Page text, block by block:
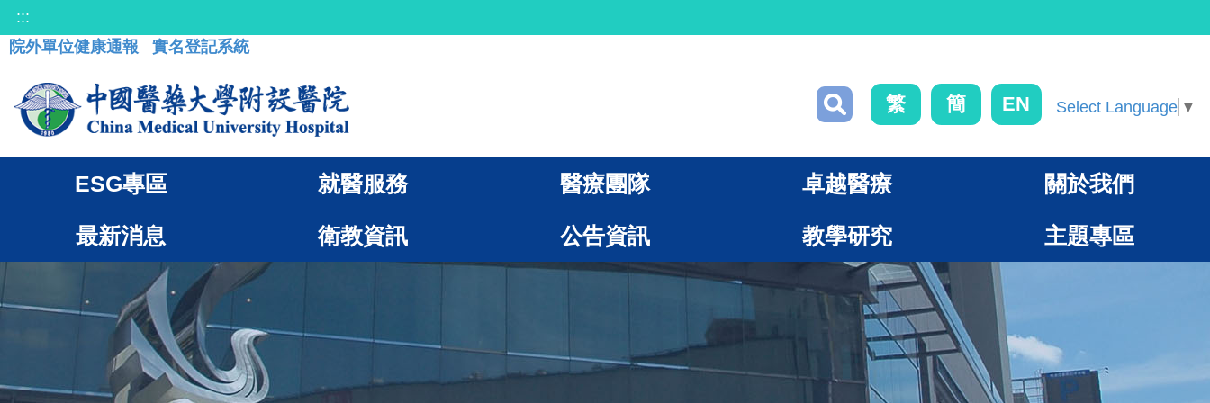
:::
院外單位健康通報
實名登記系統
繁 簡 EN Select Language ▼
ESG專區 就醫服務 醫療團隊 卓越醫療 關於我們
最新消息 衛教資訊 公告資訊 教學研究 主題專區